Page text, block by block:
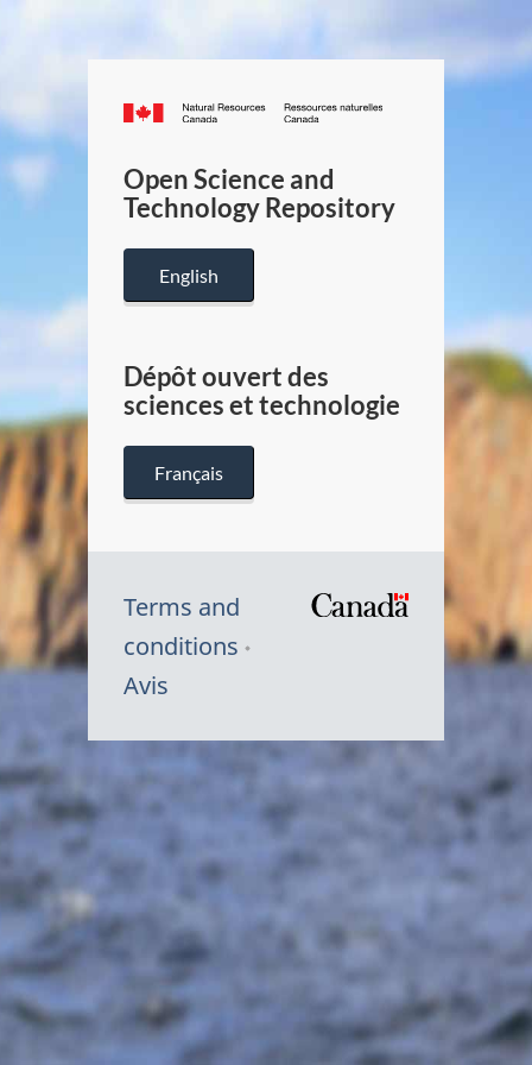
Canada.ca
/
Canada
Open Science and
Technology Repository
English
Dépôt ouvert des
sciences et technologie
Français
Terms and
conditions
Avis
Symbole
Canada